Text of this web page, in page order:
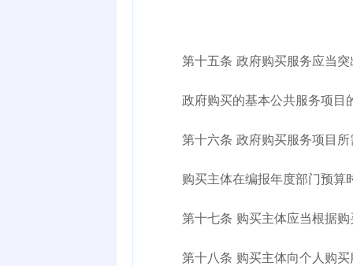
第十五条 政府购买服务应当
政府购买的基本公共服务项目
第十六条 政府购买服务项目
购买主体在编报年度部门预算时
第十七条 购买主体应当根据
第十八条 购买主体向个人购